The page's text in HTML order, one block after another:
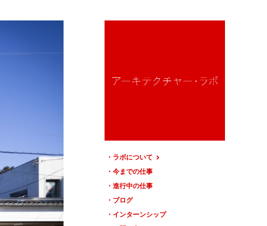
ラボについて
今までの仕事
進行中の仕事
ブログ
インターンシップ